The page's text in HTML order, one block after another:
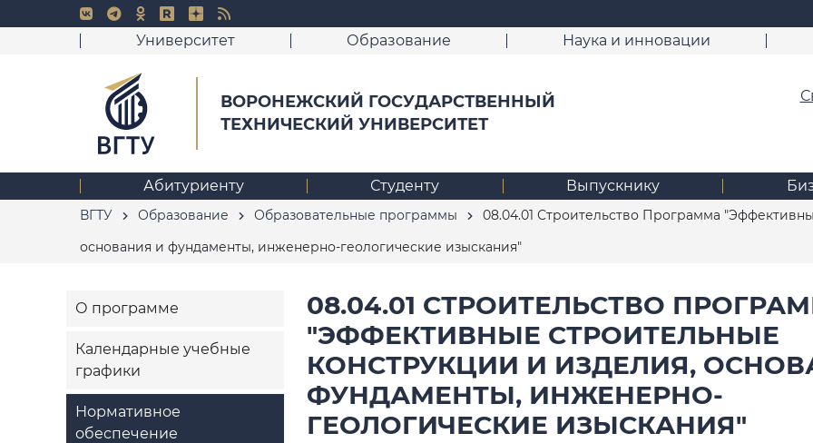
Университет Образование Наука и инновации
ВОРОНЕЖСКИЙ ГОСУДАРСТВЕННЫЙ
ТЕХНИЧЕСКИЙ УНИВЕРСИТЕТ
Абитуриенту Студенту Выпускнику
ВГТУ Образование Образовательные программы
08.04.01 Строительство Программа
основания и фундаменты, инженерно-геологические изыскания"
О программе
Календарные учебные
графики
Нормативное
обеспечение
08.04.01 СТРОИТЕЛЬСТВО
"ЭФФЕКТИВНЫЕ СТРОИТЕЛЬНЫЕ
КОНСТРУКЦИИ И ИЗДЕЛИЯ,
ФУНДАМЕНТЫ, ИНЖЕНЕРНО-
ГЕОЛОГИЧЕСКИЕ ИЗЫСКАНИЯ"